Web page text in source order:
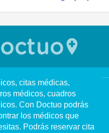
citas médicas,
médicos, cuadros
Con Doctuo podrás
los médicos que
Podrás reservar cita